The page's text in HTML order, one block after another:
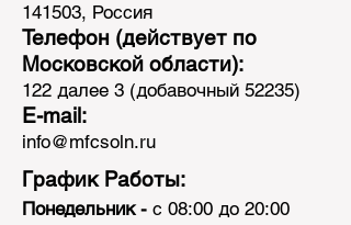
141503, Россия
Телефон (действует по
Московской области):
122 далее 3 (добавочный 52235)
E-mail:
info@mfcsoln.ru
График Работы:
Понедельник- с 08:00 до 20:00